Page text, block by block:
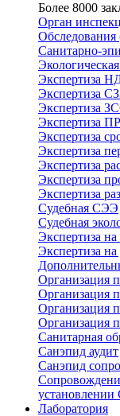
Более 8000
Орган
Санитарно-
Экспертиза
Экспертиза
Экспертиза
Экспертиза
Экспертиза
Экспертиза
Экспертиза
Экспертиза
Экспертиза
Судебная СЭЭ
Судебная
Экспертиза
Экспертиза
Организация
Организация
Организация
Организация
Санитарная
Санэпид аудит
Санэпид
установлении
Лаборатория